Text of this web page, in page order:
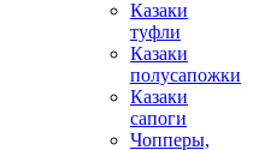
Казаки
туфли
Казаки
полусапожки
Казаки
сапоги
Чопперы,